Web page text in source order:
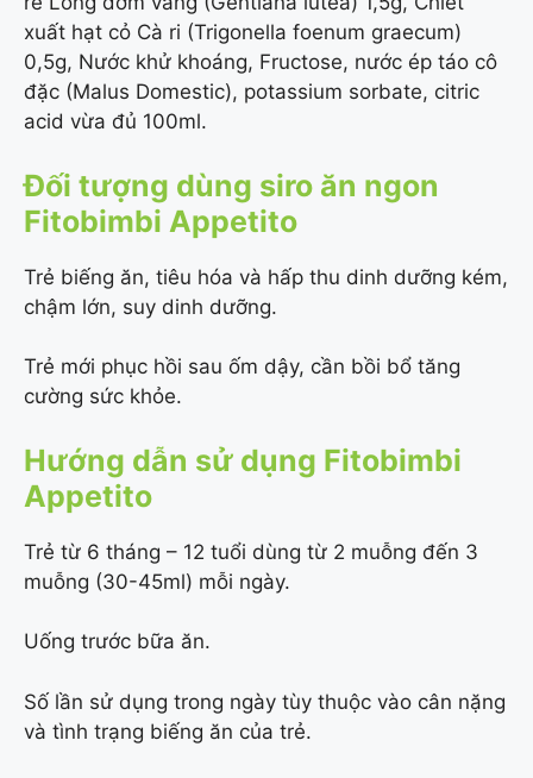
xuất hạt cỏ Cà ri (Trigonella foenum graecum)
0,5g, Nước khử khoáng, Fructose, nước ép táo cô
đặc (Malus Domestic), potassium sorbate, citric
acid vừa đủ 100ml.
Đối tượng dùng siro ăn ngon
Fitobimbi Appetito
Trẻ biếng ăn, tiêu hóa và hấp thu dinh dưỡng kém,
chậm lớn, suy dinh dưỡng.
Trẻ mới phục hồi sau ốm dậy, cần bồi bổ tăng
cường sức khỏe.
Hướng dẫn sử dụng Fitobimbi
Appetito
Trẻ từ 6 tháng – 12 tuổi dùng từ 2 muỗng đến 3
muỗng (30-45ml) mỗi ngày.
Uống trước bữa ăn.
Số lần sử dụng trong ngày tùy thuộc vào cân nặng
và tình trạng biếng ăn của trẻ.